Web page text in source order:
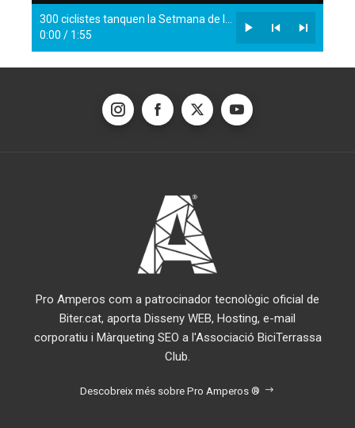
300 ciclistes tanquen la Setmana de la Mobilitat amb la Gran Pedalada.
0:00 / 1:55
Mitjans De Transport.
Tancat De Bicicletes.
Marxa Reivindicativa De Biter Per
A Una Nova Mobilitat.
La Participació De Prop De 500
Persones.
Un Itinerari Per Fer A Peu I Amb
Bici Unirà Terrassa, Matadepera I
Sabadell.
Un Itinerari De Vianants I
Bicicletes Enllaçarà Sabadell,
Matadepera I Terrassa.
Circular En Bicicleta Pel Carrer
Ample En Tot El Seu Recorregut.
Pro Amperos com a patrocinador tecnològic oficial de
Biter.cat, aporta Disseny WEB, Hosting, e-mail
corporatiu i Màrqueting SEO a l'Associació BiciTerrassa
Club.
Descobreix més sobre Pro Amperos ®